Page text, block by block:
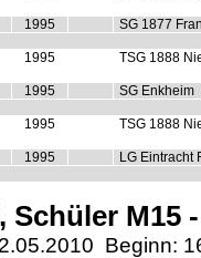
1995 SG 1877
1995 TSG 1888
1995 SG Enkheim
1995 TSG 1888
1995 LG Eintracht
Schüler M15
Beginn: